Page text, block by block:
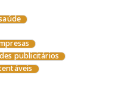
publicitários